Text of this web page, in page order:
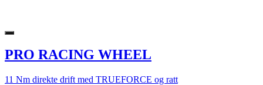
PRO RACING WHEEL
11 Nm direkte drift med TRUEFORCE og ratt